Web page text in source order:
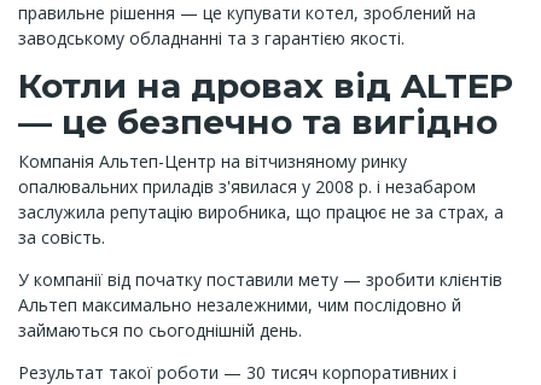
правильне рішення — це купувати котел, зроблений на
заводському обладнанні та з гарантією якості.
Котли на дровах від ALTEP
— це безпечно та вигідно
Компанія Альтеп-Центр на вітчизняному ринку
опалювальних приладів з'явилася у 2008 р. і незабаром
заслужила репутацію виробника, що працює не за страх, а
за совість.
У компанії від початку поставили мету — зробити клієнтів
Альтеп максимально незалежними, чим послідовно й
займаються по сьогоднішній день.
Результат такої роботи — 30 тисяч корпоративних і